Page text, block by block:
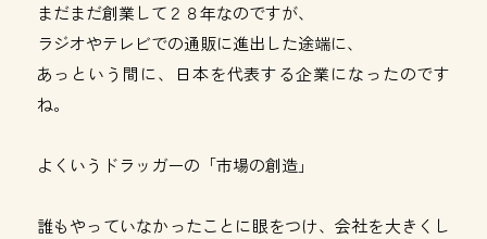
まだまだ創業して２８年なのですが、
ラジオやテレビでの通販に進出した途端に、
あっという間に、日本を代表する企業になったのです
ね。
よくいうドラッガーの「市場の創造」
誰もやっていなかったことに眼をつけ、会社を大きくし